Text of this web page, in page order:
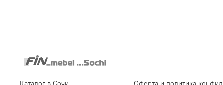
Каталог в Сочи Оферта и политика